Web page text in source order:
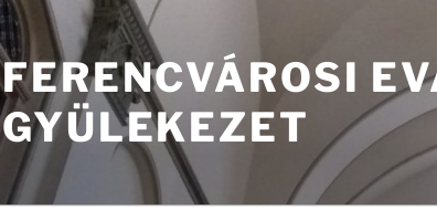
FERENCVÁROSI
GYÜLEKEZET